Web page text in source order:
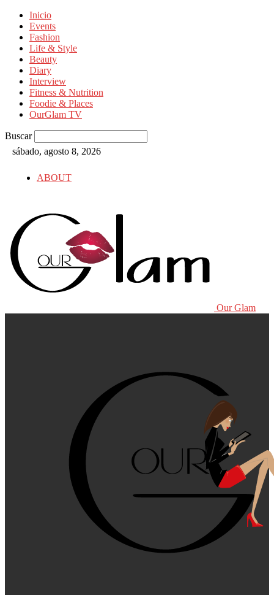
Inicio
Events
Fashion
Life & Style
Beauty
Diary
Interview
Fitness & Nutrition
Foodie & Places
OurGlam TV
Buscar
sábado, agosto 8, 2026
ABOUT
Our Glam